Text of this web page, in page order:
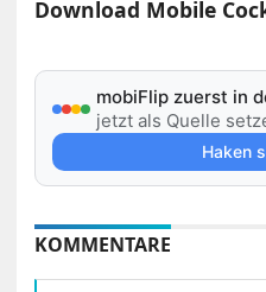
Download Mobile
mobiFlip zuerst in
jetzt als Quelle
Haken
KOMMENTARE